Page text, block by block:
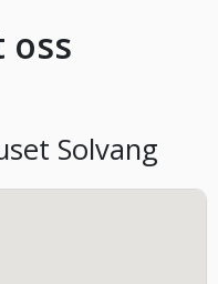
oss
Solvang